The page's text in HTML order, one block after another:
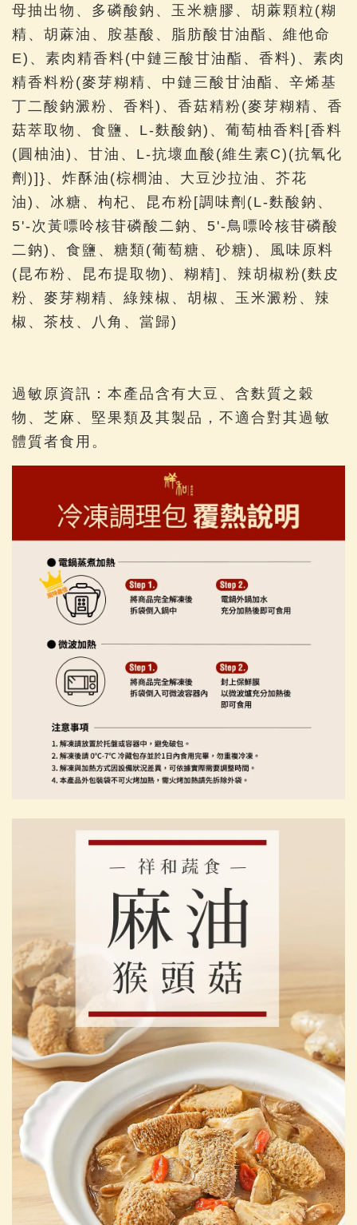
母抽出物、多磷酸鈉、玉米糖膠、胡蔴顆粒(糊
精、胡蔴油、胺基酸、脂肪酸甘油酯、維他命
E)、素肉精香料(中鏈三酸甘油酯、香料)、素肉
精香料粉(麥芽糊精、中鏈三酸甘油酯、辛烯基
丁二酸鈉澱粉、香料)、香菇精粉(麥芽糊精、香
菇萃取物、食鹽、L-麩酸鈉)、葡萄柚香料[香料
(圓柚油)、甘油、L-抗壞血酸(維生素C)(抗氧化
劑)]}、炸酥油(棕櫚油、大豆沙拉油、芥花
油)、冰糖、枸杞、昆布粉[調味劑(L-麩酸鈉、
5'-次黃嘌呤核苷磷酸二鈉、5'-鳥嘌呤核苷磷酸
二鈉)、食鹽、糖類(葡萄糖、砂糖)、風味原料
(昆布粉、昆布提取物)、糊精]、辣胡椒粉(麩皮
粉、麥芽糊精、綠辣椒、胡椒、玉米澱粉、辣
椒、茶枝、八角、當歸)
過敏原資訊：本產品含有大豆、含麩質之穀
物、芝麻、堅果類及其製品，不適合對其過敏
體質者食用。